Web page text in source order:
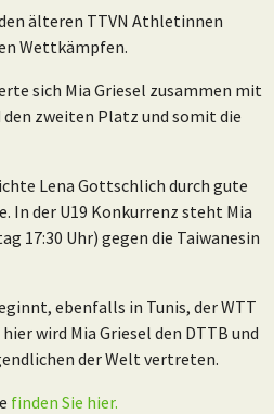
älteren TTVN Athletinnen
Wettkämpfen.
sich Mia Griesel zusammen mit
den zweiten Platz und somit die
Lena Gottschlich durch gute
In der U19 Konkurrenz steht Mia
17:30 Uhr) gegen die Taiwanesin
ebenfalls in Tunis, der WTT
wird Mia Griesel den DTTB und
der Welt vertreten.
finden Sie hier.